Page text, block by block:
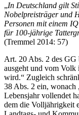
„In Deutschland gilt
Nobelpreisträger und
Personen mit einem
für 100-jährige
(Tremmel 2014: 57)
Art. 20 Abs. 2 des GG
ausgeht und vom Volk
wird.“ Zugleich
38 Abs. 2 ein, wonach
Lebensjahr vollendet
dem die Volljährigkeit